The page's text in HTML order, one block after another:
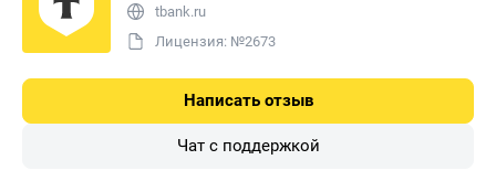
tbank.ru
Лицензия: №2673
Написать отзыв
Чат с поддержкой